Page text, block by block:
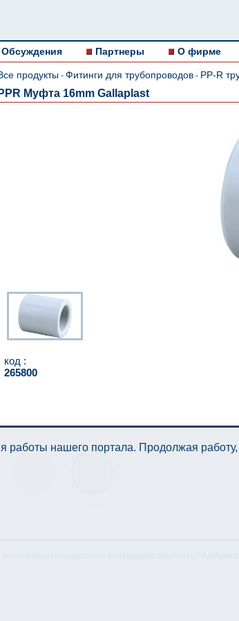
Обсуждения Партнеры О фирме
продукты - Фитинги для трубопроводов - PP-R
PPR Муфта 16mm Gallaplast
код :
265800
нашего портала. Продолжая